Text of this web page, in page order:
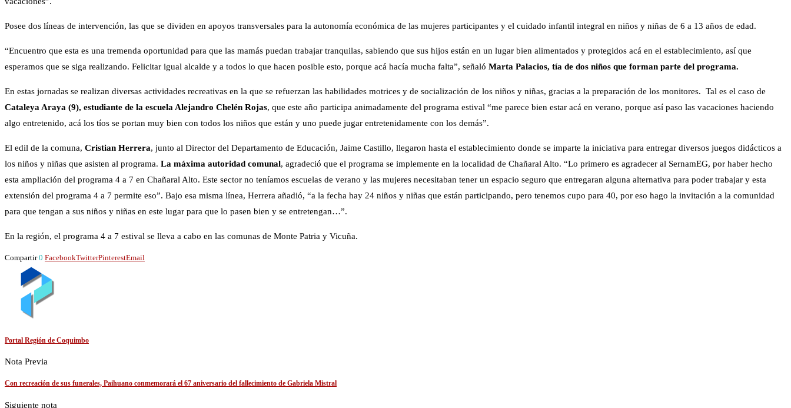
Posee dos líneas de intervención, las que se dividen en apoyos transversales para la autonomía económica de las mujeres participantes y el cuidado infantil integral en niños y niñas de 6 a 13 años de edad.
“Encuentro que esta es una tremenda oportunidad para que las mamás puedan trabajar tranquilas, sabiendo que sus hijos están en un lugar bien alimentados y protegidos acá en el establecimiento, así que
esperamos que se siga realizando. Felicitar igual alcalde y a todos lo que hacen posible esto, porque acá hacía mucha falta”, señaló Marta Palacios, tía de dos niños que forman parte del programa.
En estas jornadas se realizan diversas actividades recreativas en la que se refuerzan las habilidades motrices y de socialización de los niños y niñas, gracias a la preparación de los monitores. Tal es el caso de
Cataleya Araya (9), estudiante de la escuela Alejandro Chelén Rojas, que este año participa animadamente del programa estival “me parece bien estar acá en verano, porque así paso las vacaciones haciendo
algo entretenido, acá los tíos se portan muy bien con todos los niños que están y uno puede jugar entretenidamente con los demás”.
El edil de la comuna, Cristian Herrera, junto al Director del Departamento de Educación, Jaime Castillo, llegaron hasta el establecimiento donde se imparte la iniciativa para entregar diversos juegos didácticos a
los niños y niñas que asisten al programa. La máxima autoridad comunal, agradeció que el programa se implemente en la localidad de Chañaral Alto. “Lo primero es agradecer al SernamEG, por haber hecho
esta ampliación del programa 4 a 7 en Chañaral Alto. Este sector no teníamos escuelas de verano y las mujeres necesitaban tener un espacio seguro que entregaran alguna alternativa para poder trabajar y esta
extensión del programa 4 a 7 permite eso”. Bajo esa misma línea, Herrera añadió, “a la fecha hay 24 niños y niñas que están participando, pero tenemos cupo para 40, por eso hago la invitación a la comunidad
para que tengan a sus niños y niñas en este lugar para que lo pasen bien y se entretengan…”.
En la región, el programa 4 a 7 estival se lleva a cabo en las comunas de Monte Patria y Vicuña.
Compartir 0 FacebookTwitterPinterestEmail
Portal Región de Coquimbo
Nota Previa
Con recreación de sus funerales, Paihuano conmemorará el 67 aniversario del fallecimiento de Gabriela Mistral
Siguiente nota